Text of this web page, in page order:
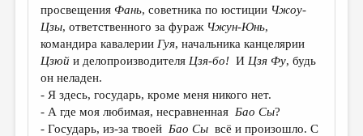
ПУБЛИЦИСТИКА
РЕЦЕНЗИРОВАНИЕ
ЦИКЛЫ ПУБЛИКАЦИЙ
ТРЕДИАКОВСКИЙ
МЕДИА
просвещения Фань, советника по юстиции Чжоу-
Цзы, ответственного за фураж Чжун-Юнь,
командира кавалерии Гуя, начальника канцелярии
Цзюй и делопроизводителя Цзя-бо! И Цзя Фу, будь
он неладен.
- Я здесь, государь, кроме меня никого нет.
- А где моя любимая, несравненная Бао Сы?
- Государь, из-за твоей Бао Сы всё и произошло. С